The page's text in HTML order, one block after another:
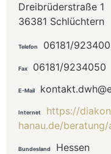
Dreibrüderstraße 1
36381 Schlüchtern
Telefon 06181/923400
Fax 06181/9234050
E-Mail
Internet
https://
hanau.de/
Bundesland Hessen